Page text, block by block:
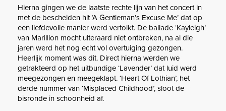
Hierna gingen we de laatste rechte lijn van het concert in
met de bescheiden hit ‘A Gentleman’s Excuse Me’ dat op
een liefdevolle manier werd vertolkt. De ballade ‘Kayleigh’
van Marillion mocht uiteraard niet ontbreken, na al die
jaren werd het nog echt vol overtuiging gezongen.
Heerlijk moment was dit. Direct hierna werden we
getrakteerd op het uitbundige ‘Lavender’ dat luid werd
meegezongen en meegeklapt. ‘Heart Of Lothian’, het
derde nummer van ‘Misplaced Childhood’, sloot de
bisronde in schoonheid af.